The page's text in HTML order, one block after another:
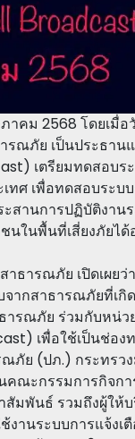
คม 2568 โดยเมื่อ
ณภัย เป็นประธาน
เตรียมทดสอบระ
ศ เพื่อทดสอบระบ
สานการปฏิบัติงา
นในพื้นที่เสี่ยงภัยไ
ธารณภัย เปิดเผย
ากสาธารณภัยที่เ
ารณภัย ร่วมกับหน่
เพื่อใช้เป็นช่อง
ภัย (ปภ.) กระทรว
ณะกรรมการกิจก
มพันธ์ รวมถึงผู้ให้
งานระบบการแจ้ง